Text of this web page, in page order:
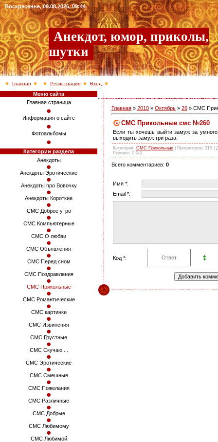
Воскресенье, 09.08.2026, 09:44
Анекдот, юмор, приколы,
шутки
Главная Регистрация Вход
Меню сайта
Главная страница
Информация о сайте
Фотоальбомы
Категории раздела
Анекдоты
Анекдоты Эротические
Анекдоты про Вовочку
Анекдоты Короткие
СМС Доброе утро
СМС Компьютерные
СМС О любви
СМС Объявления
СМС Перед сном
СМС Поздравления
СМС Прикольные
СМС Романтические
СМС картинки
СМС Извинения
СМС Грустные
СМС Скучаю ...
СМС Эротические
СМС Смешные
СМС Пожелания
СМС Различные
СМС Добрые
СМС Любимому
СМС Любимой
Главная » 2010 » Октябрь » 26 » СМС
СМС Прикольные смс №260
Если ты хочешь выйти замуж за умного,
выходить замуж три раза.
Категория: СМС Прикольные Просмотров: 315 |
Рейтинг: 0.0/0
Всего комментариев: 0
Имя *:
Email *:
Код *: